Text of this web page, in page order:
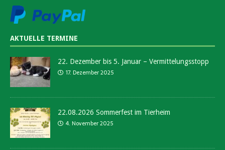
AKTUELLE TERMINE
22. Dezember bis 5. Januar – Vermittelungsstopp
17. Dezember 2025
22.08.2026 Sommerfest im Tierheim
4. November 2025